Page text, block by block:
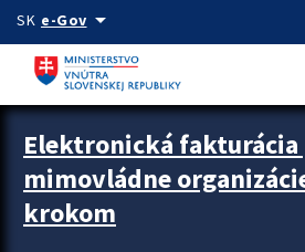
Preskocit na hlavný obsah
SK e-Govarrow_drop_down
Zastavit automatický posun upútavok
Elektronická fakturácia
mimovládne
krokom